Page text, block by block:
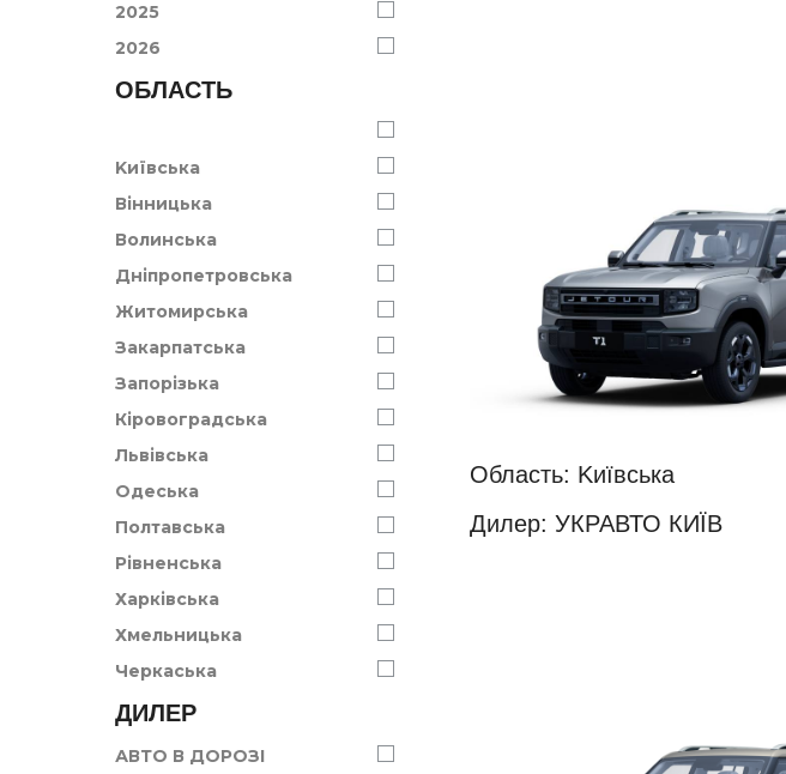
2025
2026
ОБЛАСТЬ
Kиївська
Вінницька
Волинська
Дніпропетровська
Житомирська
Закарпатська
Запорізька
Кіровоградська
Львівська
Одеська
Полтавська
Рівненська
Харківська
Хмельницька
Черкаська
ДИЛЕР
АВТО В ДОРОЗІ
Область: Kиївська
Дилер: УКРАВТО КИЇВ